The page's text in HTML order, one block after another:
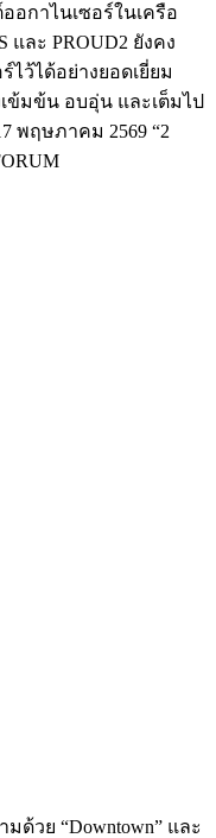
อกาไนเซอร์ในเครือ
และ PROUD2 ยังคง
ว้ได้อย่างยอดเยี่ยม
มข้น อบอุ่น และเต็มไป
พฤษภาคม 2569 “2
มด้วย “Downtown” และ